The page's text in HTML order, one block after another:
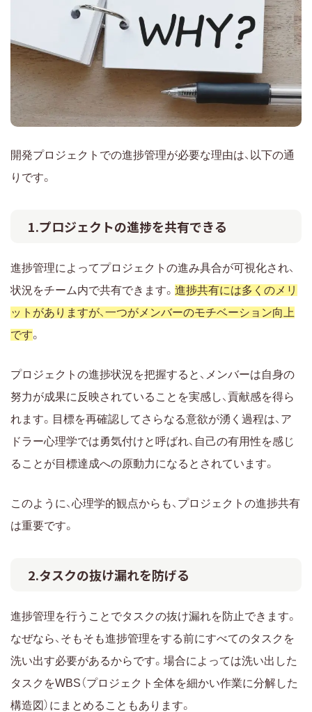
開発プロジェクトでの進捗管理が必要な理由は、以下の通
りです。
1.プロジェクトの進捗を共有できる
進捗管理によってプロジェクトの進み具合が可視化され、
状況をチーム内で共有できます。 進捗共有には多くのメリ
ットがありますが、一つがメンバーのモチベーション向上
です。
プロジェクトの進捗状況を把握すると、メンバーは自身の
努力が成果に反映されていることを実感し、貢献感を得ら
れます。目標を再確認してさらなる意欲が湧く過程は、ア
ドラー心理学では勇気付けと呼ばれ、自己の有用性を感じ
ることが目標達成への原動力になるとされています。
このように、心理学的観点からも、プロジェクトの進捗共有
は重要です。
2.タスクの抜け漏れを防げる
進捗管理を行うことでタスクの抜け漏れを防止できます。
なぜなら、そもそも進捗管理をする前にすべてのタスクを
洗い出す必要があるからです。場合によっては洗い出した
タスクをWBS（プロジェクト全体を細かい作業に分解した
構造図）にまとめることもあります。